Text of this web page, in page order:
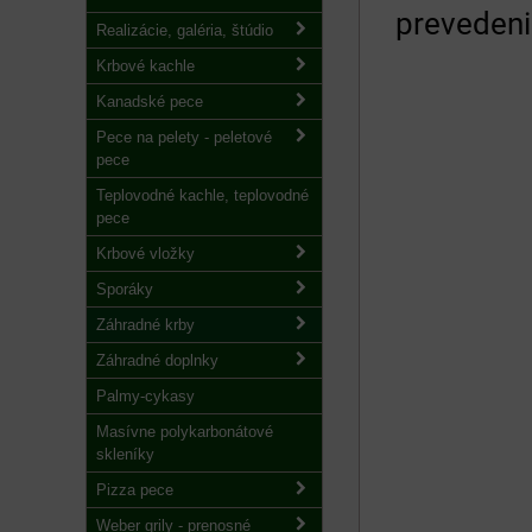
Realizácie, galéria, štúdio
Krbové kachle
Kanadské pece
Pece na pelety - peletové
pece
Teplovodné kachle, teplovodné
pece
Krbové vložky
Sporáky
Záhradné krby
Záhradné doplnky
Palmy-cykasy
Masívne polykarbonátové
skleníky
Pizza pece
Weber grily - prenosné